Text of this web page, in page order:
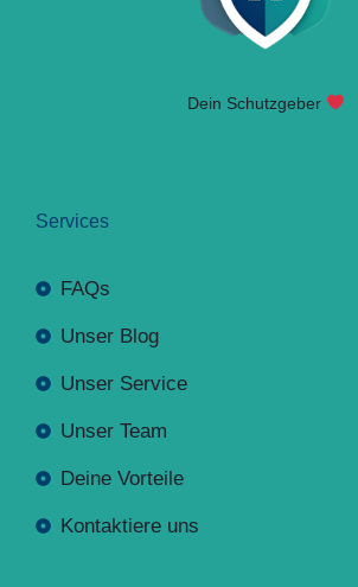
Dein Schutzgeber
Services
FAQs
Unser Blog
Unser Service
Unser Team
Deine Vorteile
Kontaktiere uns